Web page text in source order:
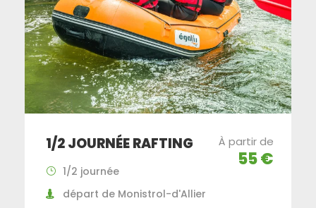
1/2 JOURNÉE RAFTING À partir de
55 €
1/2 journée
départ de Monistrol-d'Allier